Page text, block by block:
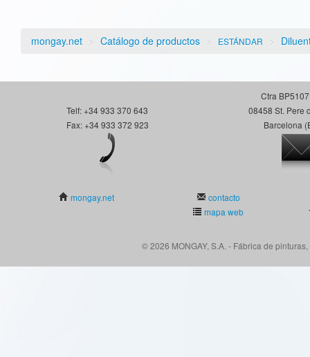
mongay.net > Catálogo de productos > ESTÁNDAR >
Telf: +34 933 370 643
Fax: +34 933 372 923
Ctra
08458 St. Pere
Barcelona
mongay.net
contacto
mapa web
© 2026 MONGAY, S.A. - Fábrica de